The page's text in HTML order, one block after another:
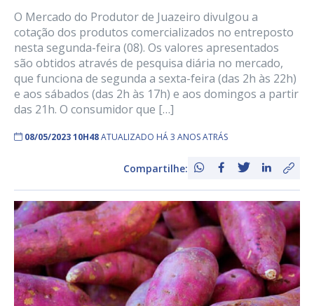
O Mercado do Produtor de Juazeiro divulgou a
cotação dos produtos comercializados no entreposto
nesta segunda-feira (08). Os valores apresentados
são obtidos através de pesquisa diária no mercado,
que funciona de segunda a sexta-feira (das 2h às 22h)
e aos sábados (das 2h às 17h) e aos domingos a partir
das 21h. O consumidor que […]
08/05/2023 10H48ATUALIZADO HÁ 3 ANOS ATRÁS
Compartilhe: